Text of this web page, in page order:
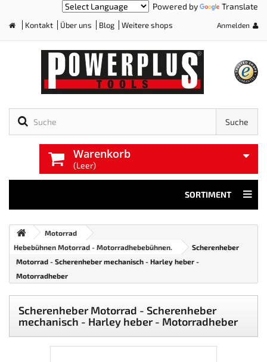
Powered by Translate
Kontakt Über uns Blog Weitere shops Anmelden
Suche
Warenkorb
(Leer)
SORTIMENT
Motorrad
Hebebühnen Motorrad - Motorradhebebühnen.
Scherenheber
Motorrad - Scherenheber mechanisch - Harley heber -
Motorradheber
Scherenheber Motorrad - Scherenheber
mechanisch - Harley heber - Motorradheber